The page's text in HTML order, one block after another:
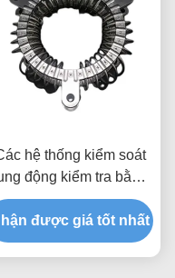
hệ thống kiểm soát
động kiểm tra bằng
đi ra với báo cáo
máy được cung cấp
được giá tốt nhất